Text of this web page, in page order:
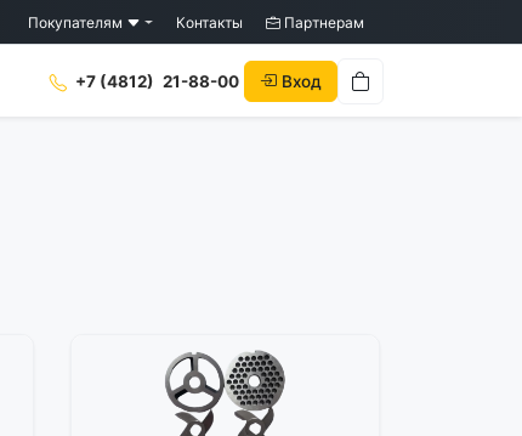
Покупателям Контакты Партнерам
+7 (4812) 21-88-00 Вход